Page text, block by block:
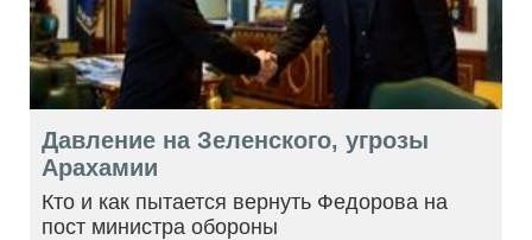
Давление на Зеленского, угрозы
Арахамии
Кто и как пытается вернуть Федорова на
пост министра обороны